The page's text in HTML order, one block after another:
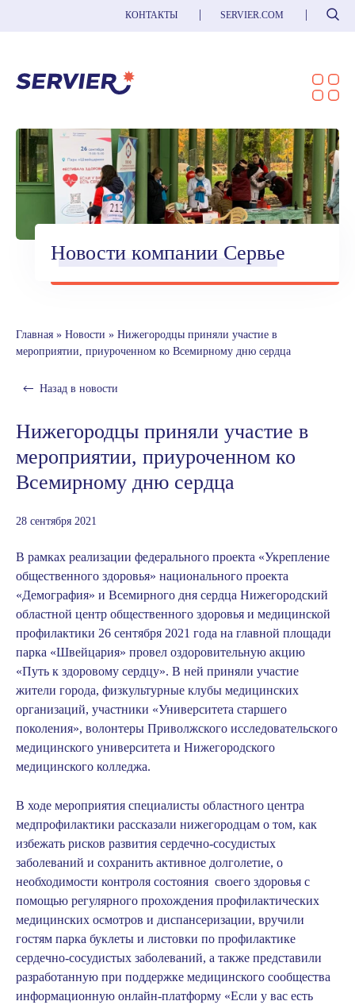
КОНТАКТЫ SERVIER.COM Поиск
Новости компании Сервье
Главная » Новости » Нижегородцы приняли участие в
мероприятии, приуроченном ко Всемирному дню сердца
Назад в новости
Нижегородцы приняли участие в
мероприятии, приуроченном ко
Всемирному дню сердца
28 сентября 2021
В рамках реализации федерального проекта «Укрепление
общественного здоровья» национального проекта
«Демография» и Всемирного дня сердца Нижегородский
областной центр общественного здоровья и медицинской
профилактики 26 сентября 2021 года на главной площади
парка «Швейцария» провел оздоровительную акцию
«Путь к здоровому сердцу». В ней приняли участие
жители города, физкультурные клубы медицинских
организаций, участники «Университета старшего
поколения», волонтеры Приволжского исследовательского
медицинского университета и Нижегородского
медицинского колледжа.
В ходе мероприятия специалисты областного центра
медпрофилактики рассказали нижегородцам о том, как
избежать рисков развития сердечно-сосудистых
заболеваний и сохранить активное долголетие, о
необходимости контроля состояния своего здоровья с
помощью регулярного прохождения профилактических
медицинских осмотров и диспансеризации, вручили
гостям парка буклеты и листовки по профилактике
сердечно-сосудистых заболеваний, а также представили
разработанную при поддержке медицинского сообщества
информационную онлайн-платформу «Если у вас есть